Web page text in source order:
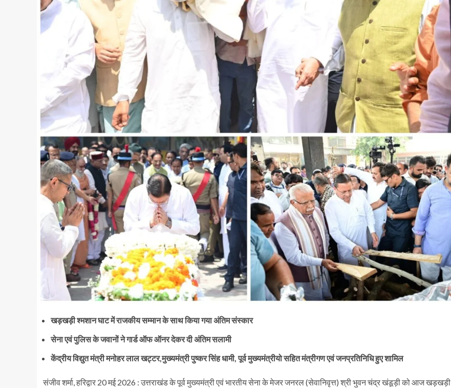
खड़खड़ी श्मशान घाट में राजकीय सम्मान के साथ किया गया अंतिम संस्कार
सेना एवं पुलिस के जवानों ने गार्ड ऑफ ऑनर देकर दी अंतिम सलामी
केंद्रीय विद्युत मंत्री मनोहर लाल खट्टर,मुख्यमंत्री पुष्कर सिंह धामी, पूर्व मुख्यमंत्रीयो सहित मंत्रीगण एवं जनप्रतिनिधि हुए शामिल
संजीव शर्मा, हरिद्वार 20 मई 2026 : उत्तराखंड के पूर्व मुख्यमंत्री एवं भारतीय सेना के मेजर जनरल (सेवानिवृत्त) श्री भुवन चंद्र खंडूड़ी को आज खड़खड़ी